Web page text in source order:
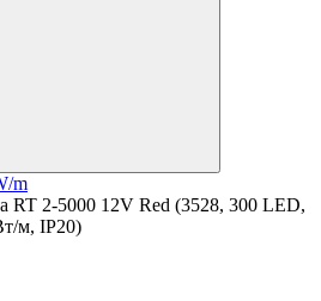
m
RT 2-5000 12V Red (3528, 300 LED,
м, IP20)